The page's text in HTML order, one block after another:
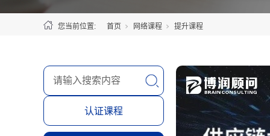
您当前位置: 首页 网络课程 提升课程
认证课程